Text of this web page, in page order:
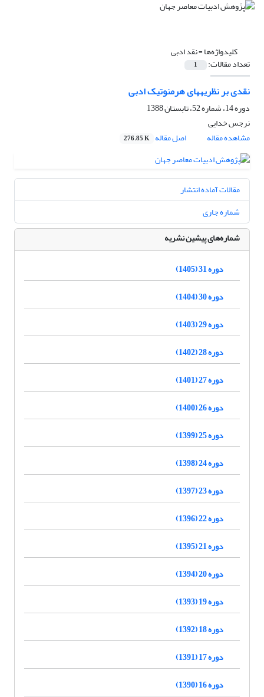
کلیدواژه‌ها =نقد ادبی
تعداد مقالات: 1
نقدی بر نظریه‏های هرمنوتیک ادبی
دوره 14، شماره 52، تابستان 1388
نرجس خدایی
مشاهده مقاله
اصل مقاله 276.85 K
مقالات آماده انتشار
شماره جاری
شماره‌های پیشین نشریه
دوره 31 (1405)
دوره 30 (1404)
دوره 29 (1403)
دوره 28 (1402)
دوره 27 (1401)
دوره 26 (1400)
دوره 25 (1399)
دوره 24 (1398)
دوره 23 (1397)
دوره 22 (1396)
دوره 21 (1395)
دوره 20 (1394)
دوره 19 (1393)
دوره 18 (1392)
دوره 17 (1391)
دوره 16 (1390)